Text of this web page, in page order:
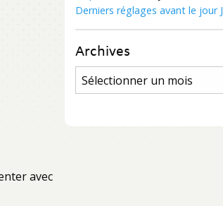
avec
Derniers réglages avant le jour J
Archives
Archives